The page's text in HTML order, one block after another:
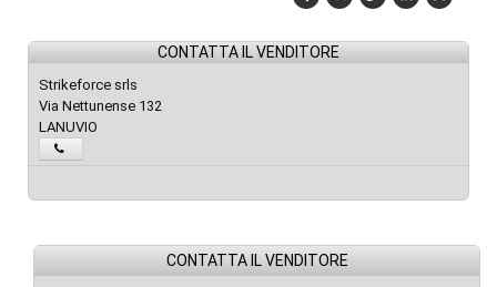
CONTATTA IL VENDITORE
Strikeforce srls
Via Nettunense 132
LANUVIO
CONTATTA IL VENDITORE